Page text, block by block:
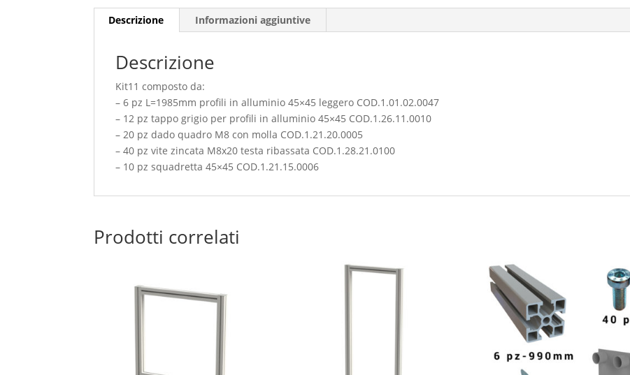
Descrizione Informazioni aggiuntive
Descrizione
Kit11 composto da:
– 6 pz L=1985mm profili in alluminio 45×45 leggero COD.1.01.02.0047
– 12 pz tappo grigio per profili in alluminio 45×45 COD.1.26.11.0010
– 20 pz dado quadro M8 con molla COD.1.21.20.0005
– 40 pz vite zincata M8x20 testa ribassata COD.1.28.21.0100
– 10 pz squadretta 45×45 COD.1.21.15.0006
Prodotti correlati